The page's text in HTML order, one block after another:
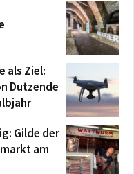
als Ziel:
Dutzende
Gilde der
am